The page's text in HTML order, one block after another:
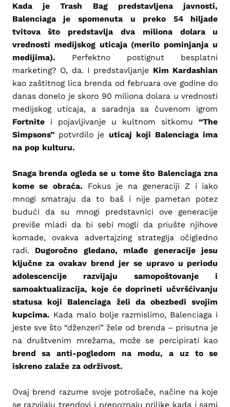
Kada je Trash Bag predstavljena javnosti,
Balenciaga je spomenuta u preko 54 hiljade
tvitova što predstavlja dva miliona dolara u
vrednosti medijskog uticaja (merilo pominjanja u
medijima). Perfektno postignut besplatni
marketing? O, da. I predstavljanje Kim Kardashian
kao zaštitnog lica brenda od februara ove godine do
danas donelo je skoro 90 miliona dolara u vrednosti
medijskog uticaja, a saradnja sa čuvenom igrom
Fortnitei pojavljivanje u kultnom sitkomu“The
Simpsons”potvrdilo je uticaj koji Balenciaga ima
na pop kulturu.
Snaga brenda ogleda se u tome što Balenciaga zna
kome se obraća. Fokus je na generaciji Z i iako
mnogi smatraju da to baš i nije pametan potez
budući da su mnogi predstavnici ove generacije
previše mladi da bi sebi mogli da priušte njihove
komade, ovakva advertajzing strategija očigledno
radi. Dugoročno gledano, mlađe generacije jesu
ključne za ovakav brend jer se upravo u periodu
adolescencije razvijaju samopoštovanje i
samoaktualizacija, koje će doprineti učvršćivanju
statusa koji Balenciaga želi da obezbedi svojim
kupcima. Kada malo bolje razmislimo, Balenciaga i
jeste sve što “dženzeri” žele od brenda – prisutna je
na društvenim mrežama, može se percipirati kao
brend sa anti-pogledom na modu, a uz to se
iskreno zalaže za održivost.
Ovaj brend razume svoje potrošače, načine na koje
se razvijaju trendovi i prepoznaju prilike kada i sami